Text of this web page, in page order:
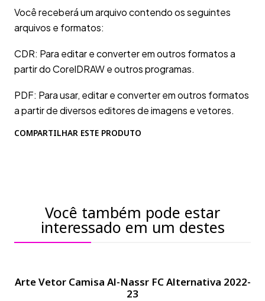
Você receberá um arquivo contendo os seguintes
arquivos e formatos:
CDR: Para editar e converter em outros formatos a
partir do CorelDRAW e outros programas.
PDF: Para usar, editar e converter em outros formatos
a partir de diversos editores de imagens e vetores.
COMPARTILHAR ESTE PRODUTO
Você também pode estar
interessado em um destes
Arte Vetor Camisa Al-Nassr FC Alternativa 2022-
23